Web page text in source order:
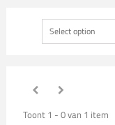
Select option
Toont 1 - 0 van 1 item